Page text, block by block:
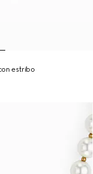
estribo